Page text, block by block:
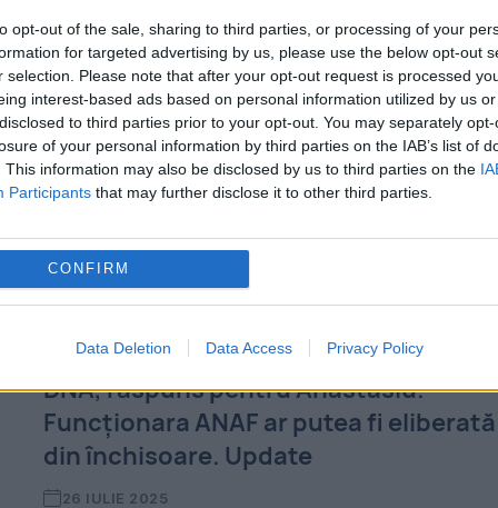
opt-out of the sale, sharing to third parties, or processing of your
for targeted advertising by us, please use the below opt-out
selection. Please note that after your opt-out request is processed
interest-based ads based on personal information utilized by us
to third parties prior to your opt-out. You may separately
of your personal information by third parties on the IAB’s list of
This information may also be disclosed by us to third parties on the
Participants that may further disclose it to other third parties.
CONFIRM
Data Deletion Data Access Privacy Policy
lucru....
DNA, răspuns pentru Anastasiu.
Funcționara ANAF ar putea fi eliberată
din închisoare. Update
26 IULIE 2025